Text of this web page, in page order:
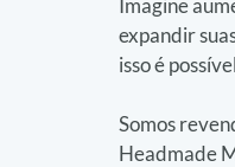
Imagine
expandir
isso é
Somos
Headmade